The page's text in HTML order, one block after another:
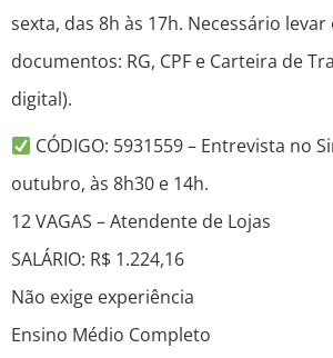
sexta, das 8h às 17h. Necessário
documentos: RG, CPF e Carteira de
digital).
CÓDIGO: 5931559 – Entrevista no
outubro, às 8h30 e 14h.
12 VAGAS – Atendente de Lojas
SALÁRIO: R$ 1.224,16
Não exige experiência
Ensino Médio Completo